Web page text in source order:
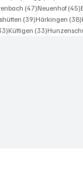
(47)47 Beiträge
Neuenhof (45)
(39)39 Beiträge
Härkingen (38)
33 Beiträge
Küttigen (33)33 Beiträge